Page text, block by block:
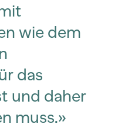
wie dem
das
und daher
muss.»